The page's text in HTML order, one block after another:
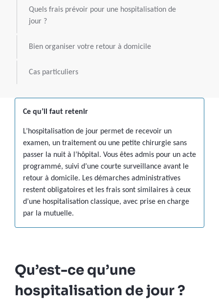
Quels frais prévoir pour une hospitalisation de
jour ?
Bien organiser votre retour à domicile
Cas particuliers
Ce qu’il faut retenir
L’hospitalisation de jour permet de recevoir un
examen, un traitement ou une petite chirurgie sans
passer la nuit à l’hôpital. Vous êtes admis pour un acte
programmé, suivi d’une courte surveillance avant le
retour à domicile. Les démarches administratives
restent obligatoires et les frais sont similaires à ceux
d’une hospitalisation classique, avec prise en charge
par la mutuelle.
Qu’est-ce qu’une
hospitalisation de jour ?